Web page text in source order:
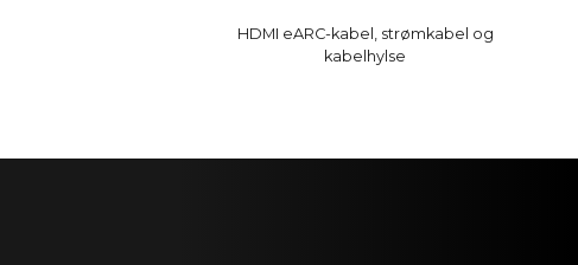
HDMI eARC-kabel, strømkabel og
kabelhylse